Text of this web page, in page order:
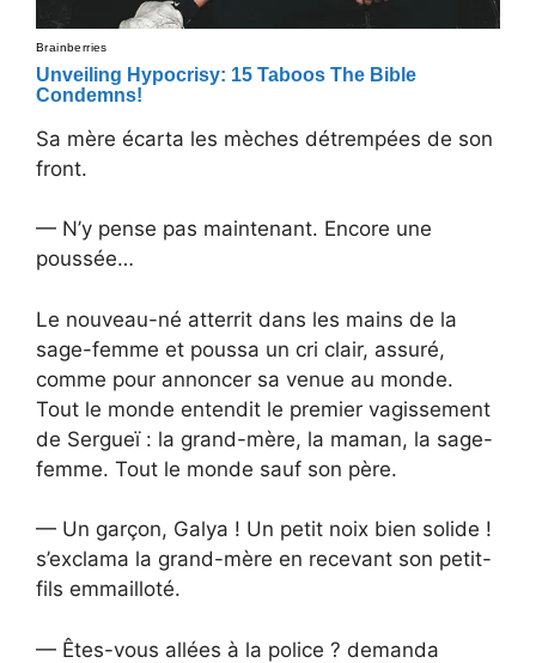
Sa mère écarta les mèches détrempées de son
front.
— N’y pense pas maintenant. Encore une
poussée…
Le nouveau-né atterrit dans les mains de la
sage-femme et poussa un cri clair, assuré,
comme pour annoncer sa venue au monde.
Tout le monde entendit le premier vagissement
de Sergueï : la grand-mère, la maman, la sage-
femme. Tout le monde sauf son père.
— Un garçon, Galya ! Un petit noix bien solide !
s’exclama la grand-mère en recevant son petit-
fils emmailloté.
— Êtes-vous allées à la police ? demanda